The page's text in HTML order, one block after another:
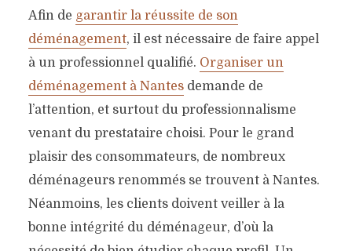
Afin de garantir la réussite de son
déménagement, il est nécessaire de faire appel
à un professionnel qualifié. Organiser un
déménagement à Nantesdemande de
l’attention, et surtout du professionnalisme
venant du prestataire choisi. Pour le grand
plaisir des consommateurs, de nombreux
déménageurs renommés se trouvent à Nantes.
Néanmoins, les clients doivent veiller à la
bonne intégrité du déménageur, d’où la